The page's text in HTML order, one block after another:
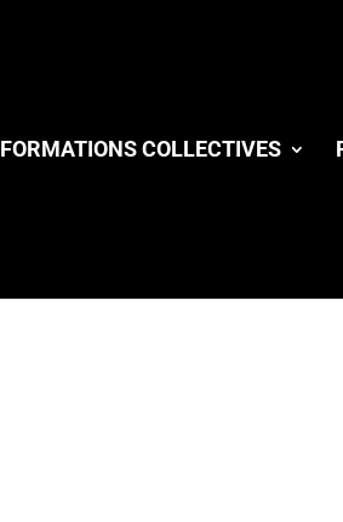
FORMATIONS COLLECTIVES